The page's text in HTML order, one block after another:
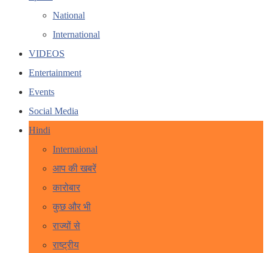
National
International
VIDEOS
Entertainment
Events
Social Media
Hindi
Internaional
आप की खबरें
कारोबार
कुछ और भी
राज्यों से
राष्ट्रीय